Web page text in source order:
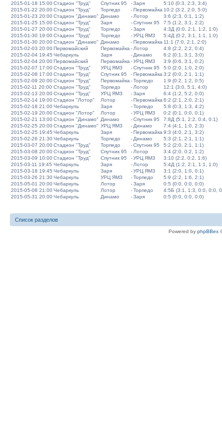
2015-01-18 15:00Стадион "Труд" Спутник 95 -Заря
5:10 (0:3, 2:3, 3:4)
2015-01-22 20:00Стадион "Труд" Торпедо -Первомайка 10:2 (3:2, 2:0, 5:0)
2015-01-23 20:00Стадион "Динамо" Динамо - Лотор
3:6 (2:3, 0:1, 1:2)
2015-01-25 15:00Стадион "Труд" Заря -Спутник 95
7:5 (1:2, 3:1, 2:2)
2015-01-27 20:00Стадион "Труд" Торпедо -Заря
4:3Д (0:0, 2:1, 1:2, 1:0)
2015-01-30 19:00Стадион "Труд" Торпедо -УРЦ ЯМЗ
5:4Д (0:2, 3:1, 1:1, 1:0)
2015-01-30 20:00Стадион "Динамо" Динамо -Первомайка 11:1 (7:0, 2:1, 2:0)
2015-02-03 20:00Первомайский Первомайка - Лотор
4:8 (2:2, 2:2, 0:4)
2015-02-04 19:45 Чебаркуль Заря - Динамо
6:2 (0:1, 3:1, 3:0)
2015-02-04 20:00Первомайский Первомайка -УРЦ ЯМЗ
3:9 (0:6, 3:1, 0:2)
2015-02-07 17:00Стадион "Труд" УРЦ ЯМЗ -Спутник 95
5:0 (2:0, 1:0, 2:0)
2015-02-08 17:00Стадион "Труд" Спутник 95 -Первомайка 3:2 (0:0, 2:1, 1:1)
2015-02-09 20:00Стадион "Труд" Первомайка -Торпедо
1:9 (0:2, 1:2, 0:5)
2015-02-11 20:00 Стадион "Труд" Торпедо - Лотор
12:1 (3:0, 5:1, 4:0)
2015-02-13 20:00Стадион "Труд" УРЦ ЯМЗ -Заря
6:4 (1:2, 5:2, 0:0)
2015-02-14 19:00Стадион "Лотор" Лотор -Первомайка 6:2 (2:1, 2:0, 2:1)
2015-02-18 21:00Чебаркуль Заря -Торпедо
5:8 (0:3, 1:3, 4:2)
2015-02-19 20:00Стадион "Лотор" Лотор -УРЦ ЯМЗ
0:2 (0:1, 0:0, 0:1)
2015-02-21 13:00Стадион "Динамо" Динамо -Спутник 95
7:8Д (5:1, 2:2, 0:4, 0:1)
2015-02-25 20:00Стадион "Динамо" УРЦ ЯМЗ - Динамо
7:4 (4:1, 1:0, 2:3)
2015-02-25 19:45 Чебаркуль Заря -Первомайка 9:3 (4:0, 2:1, 3:2)
2015-02-26 21:30Чебаркуль Торпедо - Динамо
5:3 (2:1, 2:1, 1:1)
2015-03-07 20:00Стадион "Труд" Торпедо -Спутник 95
5:2 (2:0, 2:1, 1:1)
2015-03-08 20:00Стадион "Труд" Спутник 95 - Лотор
3:4 (2:0, 0:2, 1:2)
2015-03-09 10:00Стадион "Труд" Спутник 95 -УРЦ ЯМЗ
3:10 (2:2, 0:2, 1:6)
2015-03-11 19:45 Чебаркуль Заря - Лотор
5:4Д (1:2, 2:1, 1:1, 1:0)
2015-03-18 19:45 Чебаркуль Заря -УРЦ ЯМЗ
3:1 (2:0, 1:0, 0:1)
2015-03-26 21:30Чебаркуль УРЦ ЯМЗ -Торпедо
5:9 (2:2, 1:6, 2:1)
2015-05-01 20:00Чебаркуль Лотор -Заря
0:5 (0:0, 0:0, 0:0)
2015-05-08 21:00Чебаркуль Лотор -Торпедо
4:5Б (3:1, 1:3, 0:0, 0:0,
2015-05-31 20:00Чебаркуль Динамо -Заря 0:5 (0:0, 0:0, 0:0)
Список разделов
Powered by phpBBex